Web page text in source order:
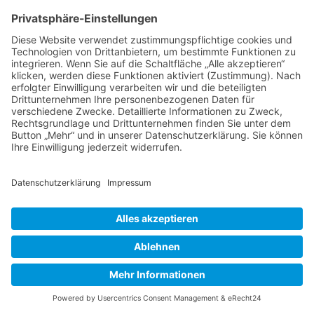
Teilnahmebedingungen
Datenschutzinformation
Impressum